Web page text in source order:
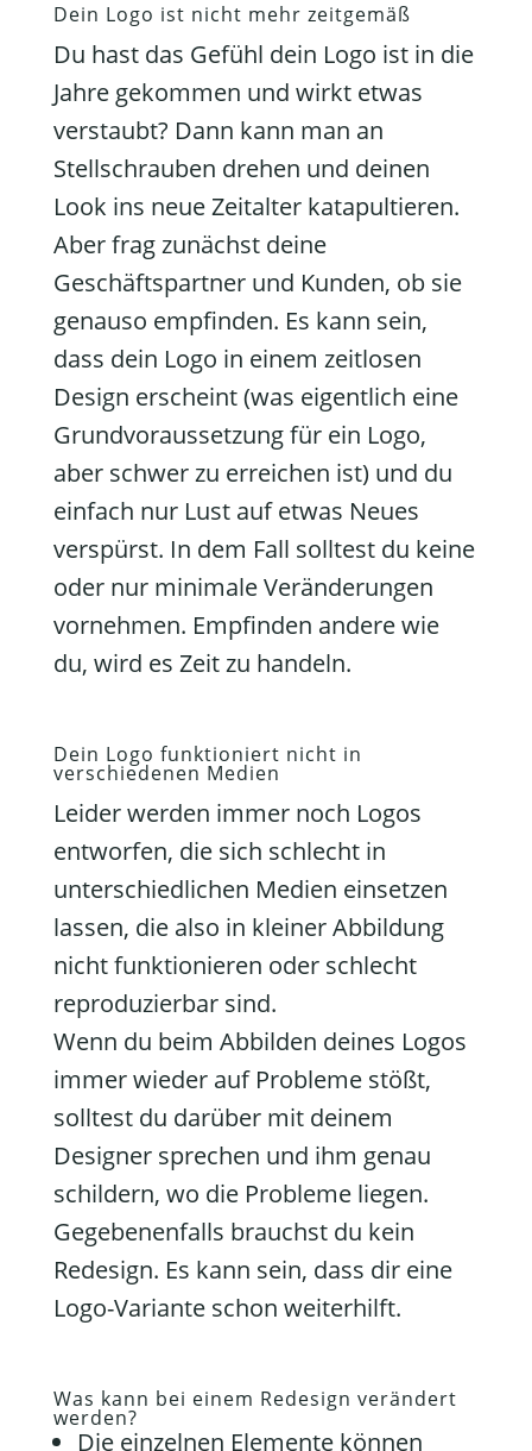
Dein Logo ist nicht mehr zeitgemäß
Du hast das Gefühl dein Logo ist in die
Jahre gekommen und wirkt etwas
verstaubt? Dann kann man an
Stellschrauben drehen und deinen
Look ins neue Zeitalter katapultieren.
Aber frag zunächst deine
Geschäftspartner und Kunden, ob sie
genauso empfinden. Es kann sein,
dass dein Logo in einem zeitlosen
Design erscheint (was eigentlich eine
Grundvoraussetzung für ein Logo,
aber schwer zu erreichen ist) und du
einfach nur Lust auf etwas Neues
verspürst. In dem Fall solltest du keine
oder nur minimale Veränderungen
vornehmen. Empfinden andere wie
du, wird es Zeit zu handeln.
Dein Logo funktioniert nicht in
verschiedenen Medien
Leider werden immer noch Logos
entworfen, die sich schlecht in
unterschiedlichen Medien einsetzen
lassen, die also in kleiner Abbildung
nicht funktionieren oder schlecht
reproduzierbar sind.
Wenn du beim Abbilden deines Logos
immer wieder auf Probleme stößt,
solltest du darüber mit deinem
Designer sprechen und ihm genau
schildern, wo die Probleme liegen.
Gegebenenfalls brauchst du kein
Redesign. Es kann sein, dass dir eine
Logo-Variante schon weiterhilft.
Was kann bei einem Redesign verändert
werden?
Die einzelnen Elemente können